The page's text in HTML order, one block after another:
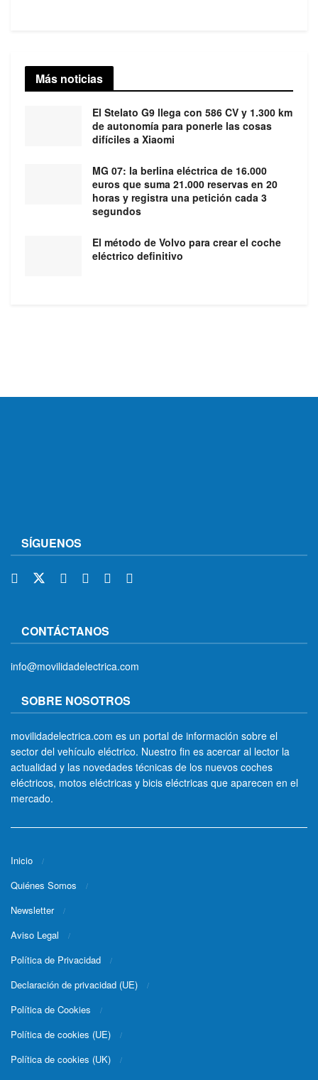
Más noticias
El Stelato G9 llega con 586 CV y 1.300 km
de autonomía para ponerle las cosas
difíciles a Xiaomi
MG 07: la berlina eléctrica de 16.000
euros que suma 21.000 reservas en 20
horas y registra una petición cada 3
segundos
El método de Volvo para crear el coche
eléctrico definitivo
SÍGUENOS
CONTÁCTANOS
info@movilidadelectrica.com
SOBRE NOSOTROS
movilidadelectrica.com es un portal de información sobre el
sector del vehículo eléctrico. Nuestro fin es acercar al lector la
actualidad y las novedades técnicas de los nuevos coches
eléctricos, motos eléctricas y bicis eléctricas que aparecen en el
mercado.
Inicio
Quiénes Somos
Newsletter
Aviso Legal
Política de Privacidad
Declaración de privacidad (UE)
Política de Cookies
Política de cookies (UE)
Política de cookies (UK)